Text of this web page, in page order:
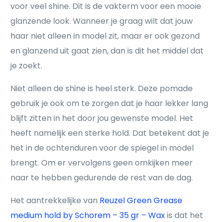
voor veel shine. Dit is de vakterm voor een mooie
glanzende look. Wanneer je graag wilt dat jouw
haar niet alleen in model zit, maar er ook gezond
en glanzend uit gaat zien, dan is dit het middel dat
je zoekt.
Niet alleen de shine is heel sterk. Deze pomade
gebruik je ook om te zorgen dat je haar lekker lang
blijft zitten in het door jou gewenste model. Het
heeft namelijk een sterke hold. Dat betekent dat je
het in de ochtenduren voor de spiegel in model
brengt. Om er vervolgens geen omkijken meer
naar te hebben gedurende de rest van de dag.
Het aantrekkelijke van Reuzel Green Grease
medium hold by Schorem – 35 gr – Waxis dat het